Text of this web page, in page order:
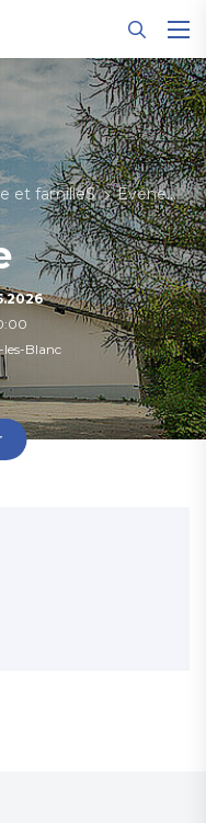
et familleS Evénements
Blanc